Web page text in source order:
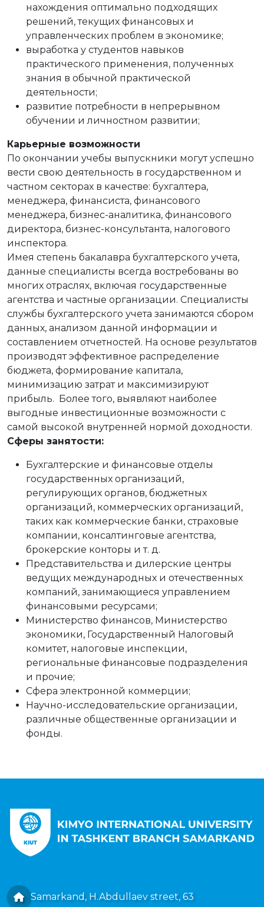
нахождения оптимально подходящих
решений, текущих финансовых и
управленческих проблем в экономике;
выработка у студентов навыков
практического применения, полученных
знания в обычной практической
деятельности;
развитие потребности в непрерывном
обучении и личностном развитии;
Карьерные возможности
По окончании учебы выпускники могут успешно
вести свою деятельность в государственном и
частном секторах в качестве: бухгалтера,
менеджера, финансиста, финансового
менеджера, бизнес-аналитика, финансового
директора, бизнес-консультанта, налогового
инспектора.
Имея степень бакалавра бухгалтерского учета,
данные специалисты всегда востребованы во
многих отраслях, включая государственные
агентства и частные организации. Специалисты
службы бухгалтерского учета занимаются сбором
данных, анализом данной информации и
составлением отчетностей. На основе результатов
производят эффективное распределение
бюджета, формирование капитала,
минимизацию затрат и максимизируют
прибыль. Более того, выявляют наиболее
выгодные инвестиционные возможности с
самой высокой внутренней нормой доходности.
Сферы занятости:
Бухгалтерские и финансовые отделы
государственных организаций,
регулирующих органов, бюджетных
организаций, коммерческих организаций,
таких как коммерческие банки, страховые
компании, консалтинговые агентства,
брокерские конторы и т. д.
Представительства и дилерские центры
ведущих международных и отечественных
компаний, занимающиеся управлением
финансовыми ресурсами;
Министерство финансов, Министерство
экономики, Государственный Налоговый
комитет, налоговые инспекции,
региональные финансовые подразделения
и прочие;
Сфера электронной коммерции;
Научно-исследовательские организации,
различные общественные организации и
фонды.
Samarkand, H.Abdullaev street, 63